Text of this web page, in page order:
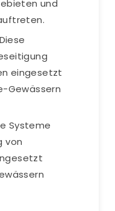
und
Diese
eingesetzt
Gewässern
Systeme
von